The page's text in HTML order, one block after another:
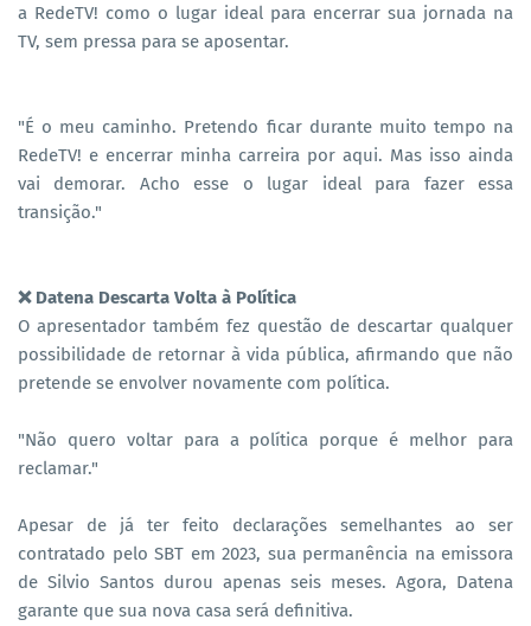
a RedeTV! como o lugar ideal para encerrar sua jornada na
TV, sem pressa para se aposentar.
"É o meu caminho. Pretendo ficar durante muito tempo na
RedeTV! e encerrar minha carreira por aqui. Mas isso ainda
vai demorar. Acho esse o lugar ideal para fazer essa
transição."
❌ Datena Descarta Volta à Política
O apresentador também fez questão de descartar qualquer
possibilidade de retornar à vida pública, afirmando que não
pretende se envolver novamente com política.
"Não quero voltar para a política porque é melhor para
reclamar."
Apesar de já ter feito declarações semelhantes ao ser
contratado pelo SBT em 2023, sua permanência na emissora
de Silvio Santos durou apenas seis meses. Agora, Datena
garante que sua nova casa será definitiva.